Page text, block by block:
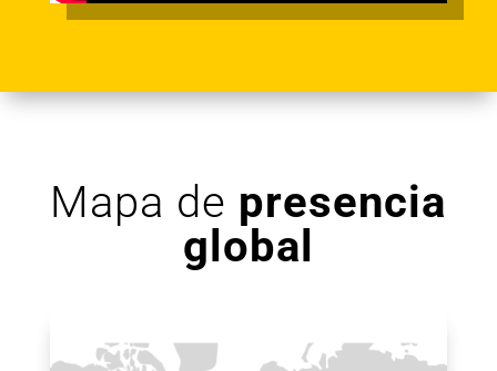
Mapa de presencia
global